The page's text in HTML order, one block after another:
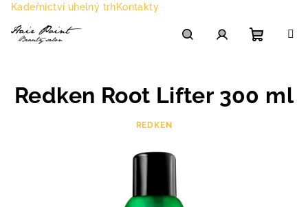
Přejít
obsah
Kadeřnictví uhelný trhKontakty
košík
Redken Root Lifter 300 ml
REDKEN